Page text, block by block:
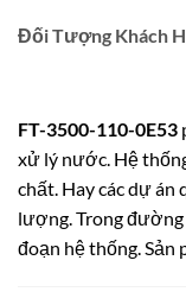
Đối Tượng Khách
FT-3500-110-0E53
xử lý nước. Hệ
chất. Hay các dự án
lượng. Trong
đoạn hệ thống. Sản